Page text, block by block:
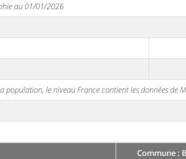
au 01/01/2026
population, le niveau France contient les données de
Commune :